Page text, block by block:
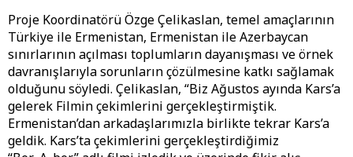
Proje Koordinatörü Özge Çelikaslan, temel amaçlarının
Türkiye ile Ermenistan, Ermenistan ile Azerbaycan
sınırlarının açılması toplumların dayanışması ve örnek
davranışlarıyla sorunların çözülmesine katkı sağlamak
olduğunu söyledi. Çelikaslan, “Biz Ağustos ayında Kars’a
gelerek Filmin çekimlerini gerçekleştirmiştik.
Ermenistan’dan arkadaşlarımızla birlikte tekrar Kars’a
geldik. Kars’ta çekimlerini gerçekleştirdiğimiz